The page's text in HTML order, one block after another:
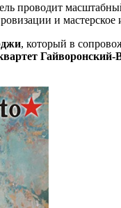
проводит
и
, который в